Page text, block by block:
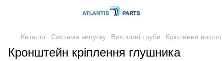
Каталог Система випуску Вихлопні труби Кріплення
Кронштейн кріплення глушника